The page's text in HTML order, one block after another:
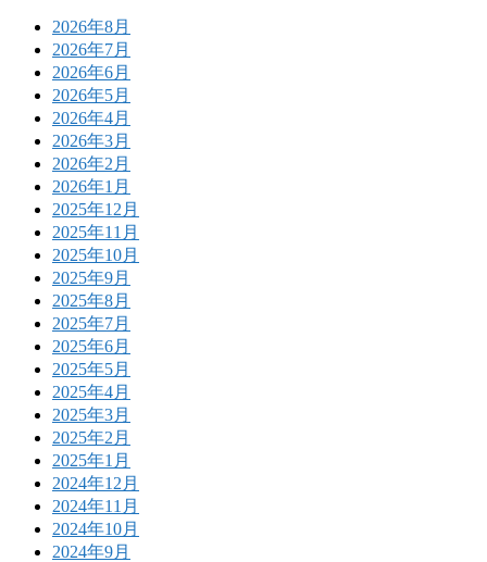
2026年8月
2026年7月
2026年6月
2026年5月
2026年4月
2026年3月
2026年2月
2026年1月
2025年12月
2025年11月
2025年10月
2025年9月
2025年8月
2025年7月
2025年6月
2025年5月
2025年4月
2025年3月
2025年2月
2025年1月
2024年12月
2024年11月
2024年10月
2024年9月